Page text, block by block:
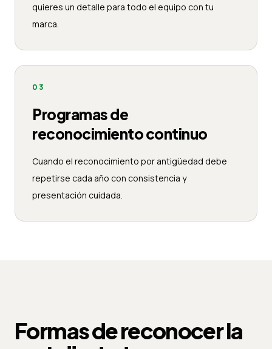
quieres un detalle para todo el equipo con tu
marca.
03
Programas de
reconocimiento continuo
Cuando el reconocimiento por antigüedad debe
repetirse cada año con consistencia y
presentación cuidada.
Formas de reconocer la